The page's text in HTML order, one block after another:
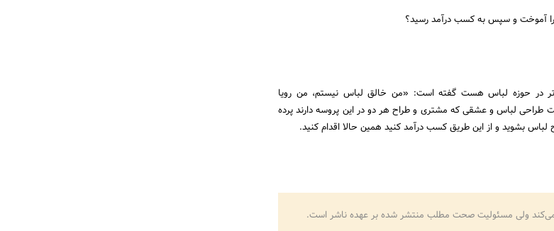
را آموخت و سپس به کسب درآمد رسید؟
در حوزه لباس هست گفته است: «من خالق لباس نیستم، من رویا
طراحی لباس و عشقی که مشتری و طراح هر دو در این پروسه دارند پرده
بشوید و از این طریق کسب درآمد کنید همین حالا اقدام کنید.
می‌کند ولی مسئولیت صحت مطلب منتشر شده بر عهده ناشر است.